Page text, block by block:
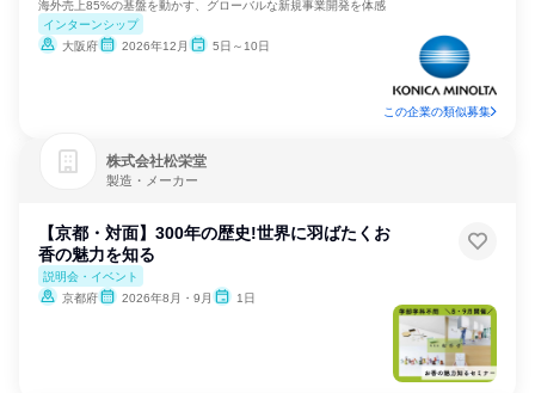
海外売上85%の基盤を動かす、グローバルな新規事業開発を体感
インターンシップ
大阪府
2026年12月 5日～10日
この企業の類似募集
株式会社松栄堂
製造・メーカー
【京都・対面】300年の歴史!世界に羽ばたくお
香の魅力を知る
説明会・イベント
京都府
2026年8月・9月 1日